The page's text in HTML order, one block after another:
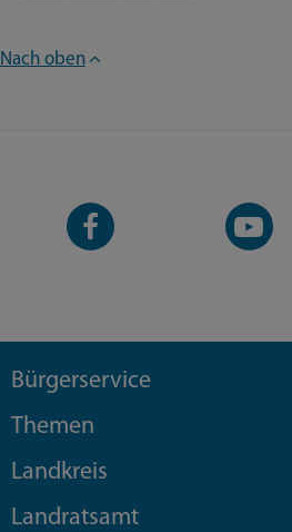
Nach oben
Facebook-
Seite
YouTube-
Kanal
Bürgerservice
Themen
Landkreis
Landratsamt